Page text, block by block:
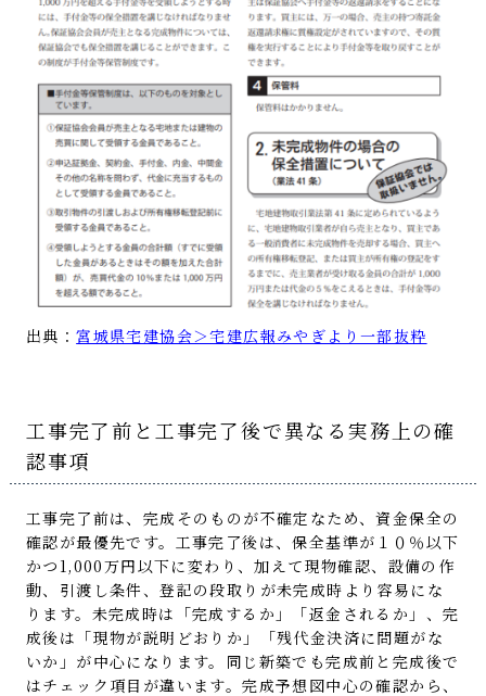
出典：宮城県宅建協会＞宅建広報みやぎより一部抜粋
工事完了前と工事完了後で異なる実務上の確
認事項
工事完了前は、完成そのものが不確定なため、資金保全の
確認が最優先です。工事完了後は、保全基準が１０％以下
かつ1,000万円以下に変わり、加えて現物確認、設備の作
動、引渡し条件、登記の段取りが未完成時より容易にな
ります。未完成時は「完成するか」「返金されるか」、完
成後は「現物が説明どおりか」「残代金決済に問題がな
いか」が中心になります。同じ新築でも完成前と完成後で
はチェック項目が違います。完成予想図中心の確認から、